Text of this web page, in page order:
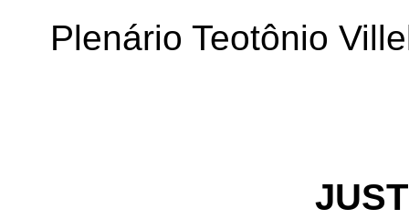
Plenário Teotônio